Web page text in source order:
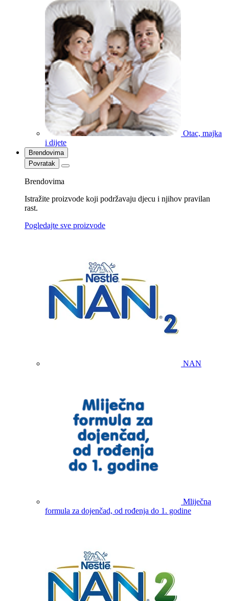
Otac, majka
i dijete
Brendovima
Povratak
Brendovima
Istražite proizvode koji podržavaju djecu i njihov pravilan
rast.
Pogledajte sve proizvode
NAN
Mliječna
formula za dojenčad, od rođenja do 1. godine